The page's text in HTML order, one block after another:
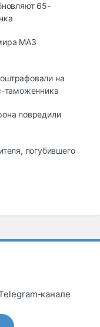
65-
МАЗ
на
таможенника
повредили
погубившего